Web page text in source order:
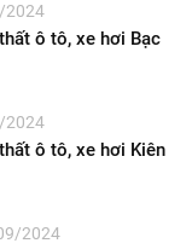
2024
thất ô tô, xe hơi Bạc
2024
thất ô tô, xe hơi Kiên
2024